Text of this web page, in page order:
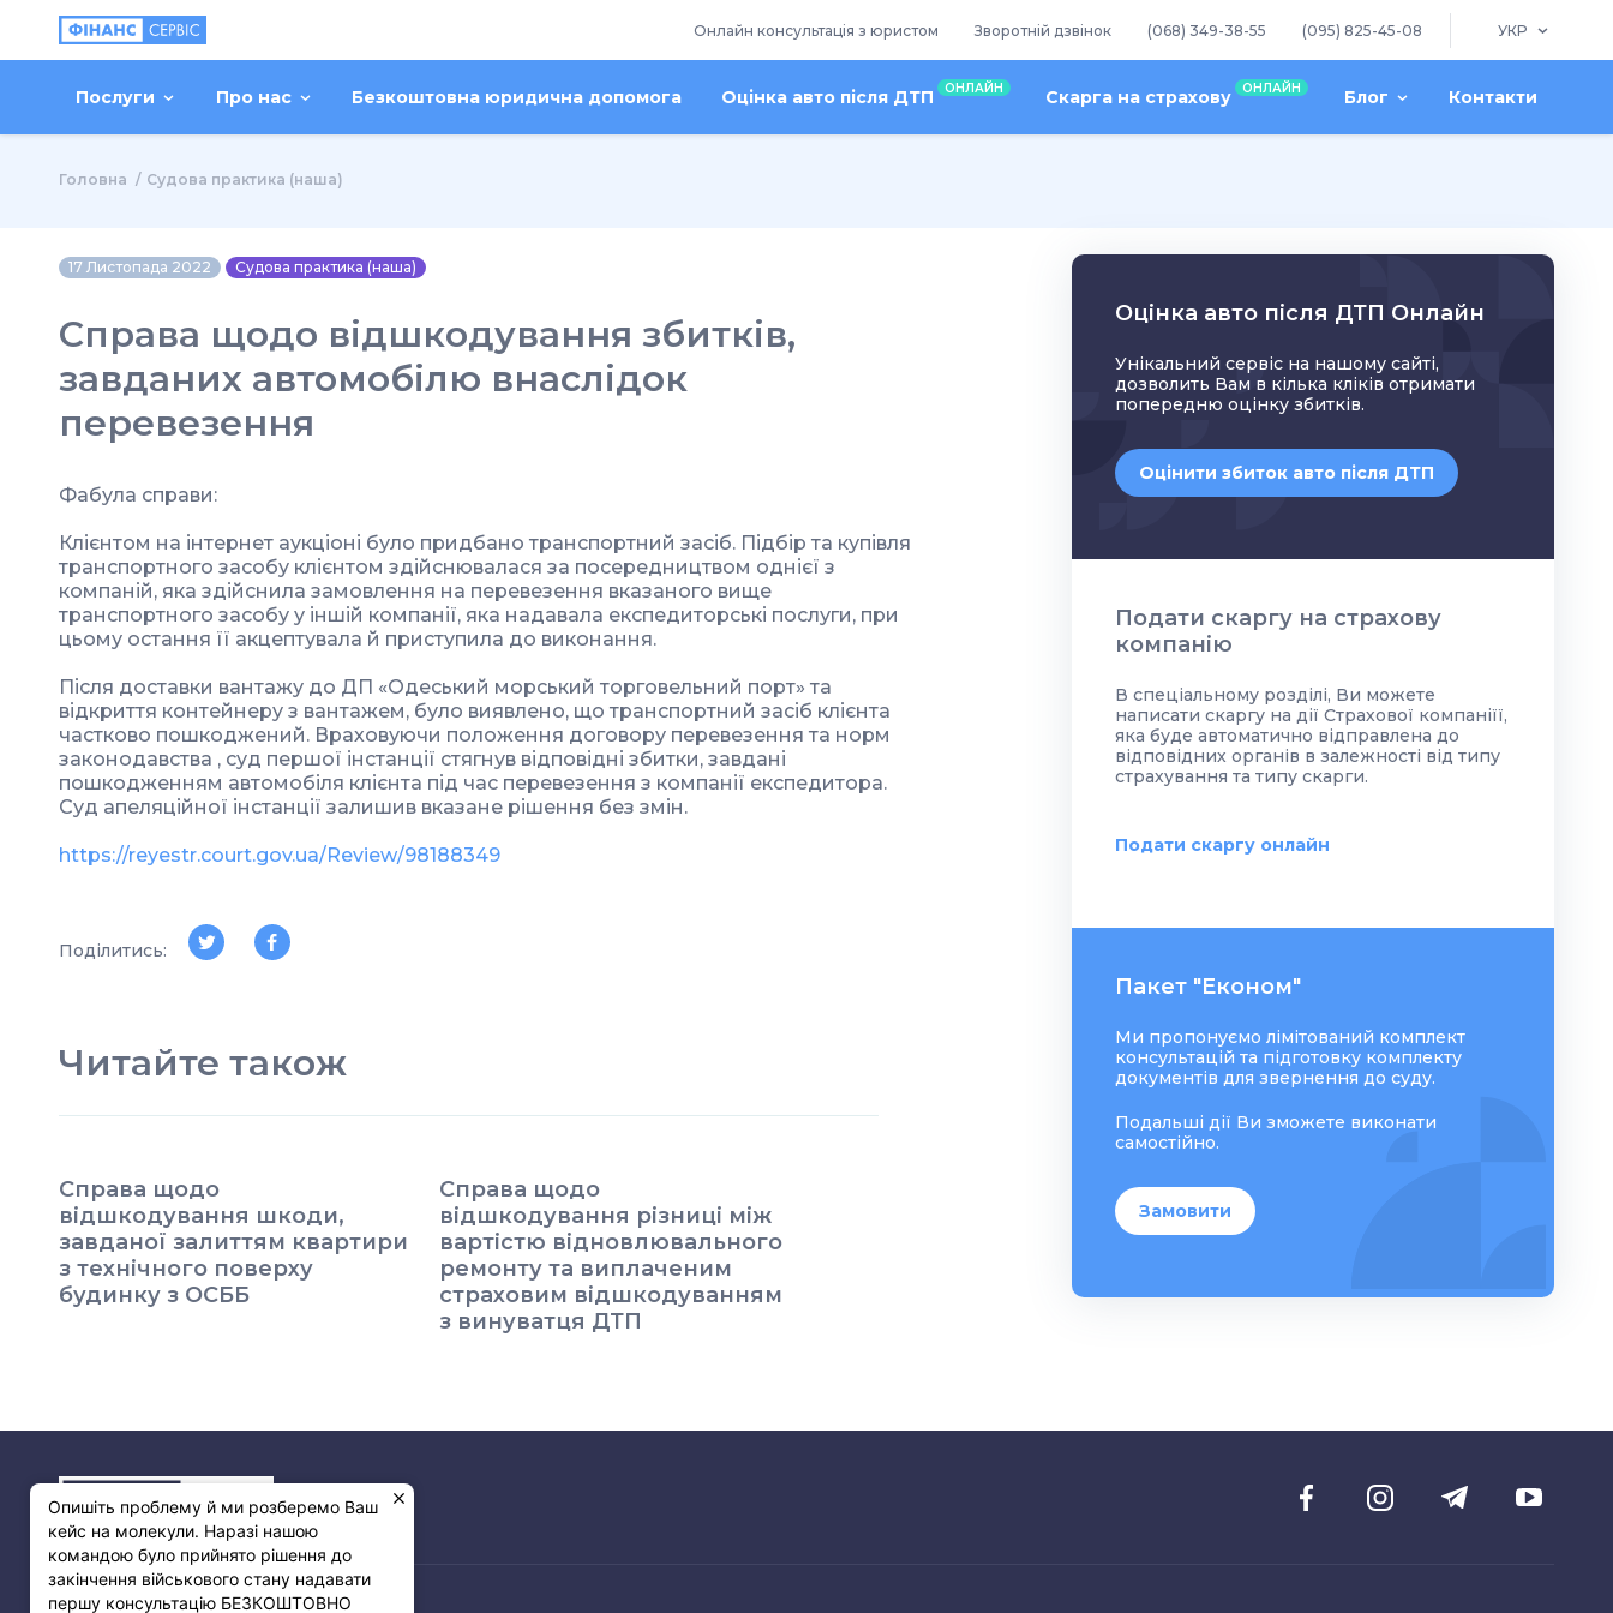
Онлайн консультація з юристом Зворотній дзвінок (068) 349-38-55 (095) 825-45-08 УКР
Послуги Про нас Безкоштовна юридична допомога Оцінка авто після ДТП ОНЛАЙН Скарга на страхову ОНЛАЙН Блог Контакти
Головна Судова практика (наша)
17 Листопада 2022 Судова практика (наша)
Справа щодо відшкодування збитків,
завданих автомобілю внаслідок
перевезення
Фабула справи:
Клієнтом на інтернет аукціоні було придбано транспортний засіб. Підбір та купівля
транспортного засобу клієнтом здійснювалася за посередництвом однієї з
компаній, яка здійснила замовлення на перевезення вказаного вище
транспортного засобу у іншій компанії, яка надавала експедиторські послуги, при
цьому остання її акцептувала й приступила до виконання.
Після доставки вантажу до ДП «Одеський морський торговельний порт» та
відкриття контейнеру з вантажем, було виявлено, що транспортний засіб клієнта
частково пошкоджений. Враховуючи положення договору перевезення та норм
законодавства , суд першої інстанції стягнув відповідні збитки, завдані
пошкодженням автомобіля клієнта під час перевезення з компанії експедитора.
Суд апеляційної інстанції залишив вказане рішення без змін.
https://reyestr.court.gov.ua/Review/98188349
Поділитись:
Читайте також
Справа щодо
відшкодування шкоди,
завданої залиттям квартири
з технічного поверху
будинку з ОСББ
Cправа щодо
відшкодування різниці між
вартістю відновлювального
ремонту та виплаченим
страховим відшкодуванням
з винуватця ДТП
Оцінка авто після ДТП Онлайн
Унікальний сервіс на нашому сайті,
дозволить Вам в кілька кліків отримати
попередню оцінку збитків.
Оцінити збиток авто після ДТП
Подати скаргу на страхову
компанію
В спеціальному розділі, Ви можете
написати скаргу на дії Страхової компаніїї,
яка буде автоматично відправлена до
відповідних органів в залежності від типу
страхування та типу скарги.
Подати скаргу онлайн
Пакет "Економ"
Ми пропонуємо лімітований комплект
консультацій та підготовку комплекту
документів для звернення до суду.
Подальші дії Ви зможете виконати
самостійно.
Замовити
Опишіть проблему й ми розберемо Ваш
кейс на молекули. Наразі нашою
командою було прийнято рішення до
закінчення військового стану надавати
першу консультацію БЕЗКОШТОВНО